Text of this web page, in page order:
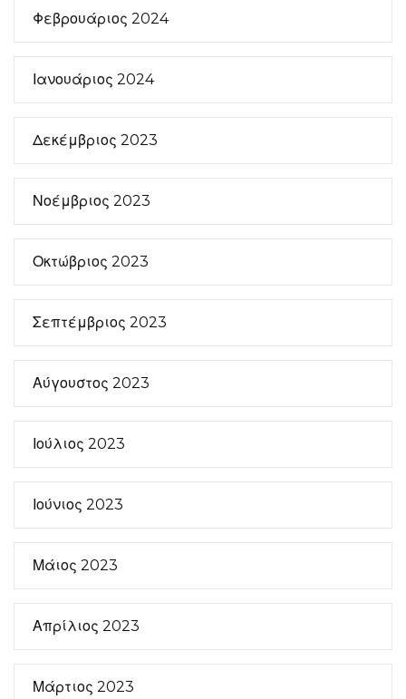
Φεβρουάριος 2024
Ιανουάριος 2024
Δεκέμβριος 2023
Νοέμβριος 2023
Οκτώβριος 2023
Σεπτέμβριος 2023
Αύγουστος 2023
Ιούλιος 2023
Ιούνιος 2023
Μάιος 2023
Απρίλιος 2023
Μάρτιος 2023